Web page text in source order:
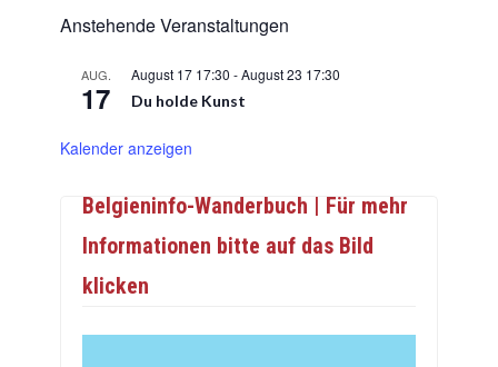
Anstehende Veranstaltungen
AUG.
17
August 17 17:30 -August 23 17:30
Du holde Kunst
Kalender anzeigen
Belgieninfo-Wanderbuch | Für mehr
Informationen bitte auf das Bild
klicken